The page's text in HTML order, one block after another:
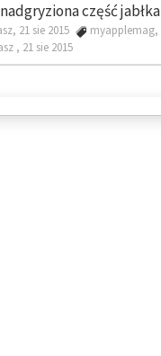
część jabłka
21 sie 2015
myapplemag,
, 21 sie 2015